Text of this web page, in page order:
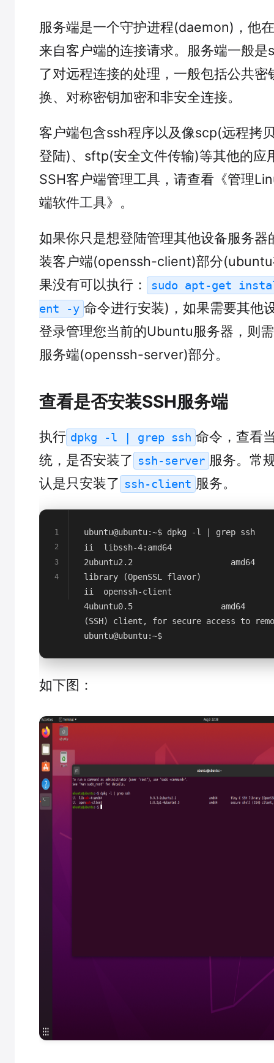
服务端是一个守护进程(daemon)，他
来自客户端的连接请求。服务端一般是
了对远程连接的处理，一般包括公共密
换、对称密钥加密和非安全连接。
客户端包含ssh程序以及像scp(远程拷
登陆)、sftp(安全文件传输)等其他的应
SSH客户端管理工具，请查看《管理
端软件工具》。
如果你只是想登陆管理其他设备服务器
装客户端(openssh-client)部分
果没有可以执行：
sudo apt-get
ent -y 命令进行安装)，如果需要其他
登录管理您当前的Ubuntu服务器，则
服务端(openssh-server)部分。
查看是否安装SSH服务端
执行 dpkg -l | grep ssh 命令，查看
统，是否安装了 ssh-server 服务。常
认是只安装了 ssh-client 服务。
1
2
3
4
ubuntu@ubuntu:~$ dpkg -l | grep ssh
ii  libssh-4:amd64
2ubuntu2.2                    amd64
library (OpenSSL flavor)
ii  openssh-client
4ubuntu0.5                  amd64
(SSH) client, for secure access to
ubuntu@ubuntu:~$
如下图：